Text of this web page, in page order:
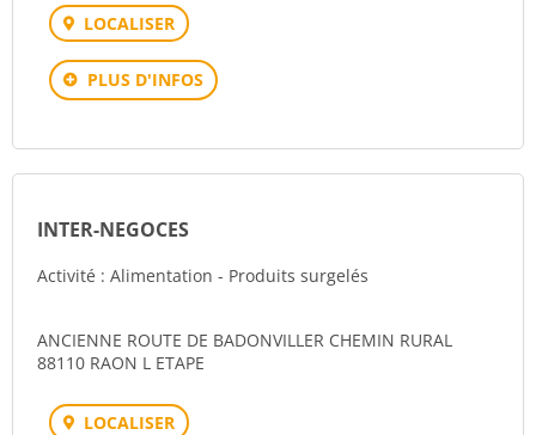
LOCALISER
PLUS D'INFOS
INTER-NEGOCES
Activité : Alimentation - Produits surgelés
ANCIENNE ROUTE DE BADONVILLER CHEMIN RURAL
88110 RAON L ETAPE
LOCALISER